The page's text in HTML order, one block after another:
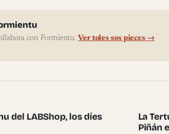
con Formientu.Ver toles sos pieces →
pieces
del LABShop, los díes
La
Piñán